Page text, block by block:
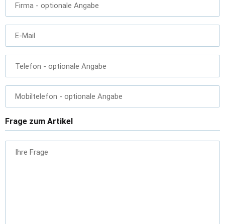
Firma - optionale Angabe
E-Mail
Telefon - optionale Angabe
Mobiltelefon - optionale Angabe
Frage zum Artikel
Ihre Frage